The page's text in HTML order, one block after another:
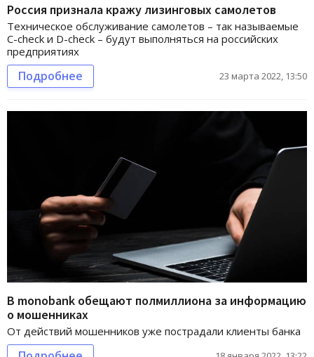
Россия признала кражу лизинговых самолетов
Техническое обслуживание самолетов – так называемые
C-check и D-check – будут выполняться на российских
предприятиях
Подробнее 23 марта 2022, 13:50
В monobank обещают полмиллиона за информацию
о мошенниках
От действий мошенников уже пострадали клиенты банка